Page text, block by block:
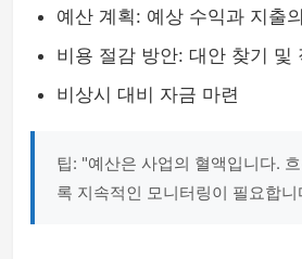
예산 계획: 예상 수익과 지출
비용 절감 방안: 대안 찾기 및
비상시 대비 자금 마련
팁: "예산은 사업의 혈액입니다.
록 지속적인 모니터링이 필요합니